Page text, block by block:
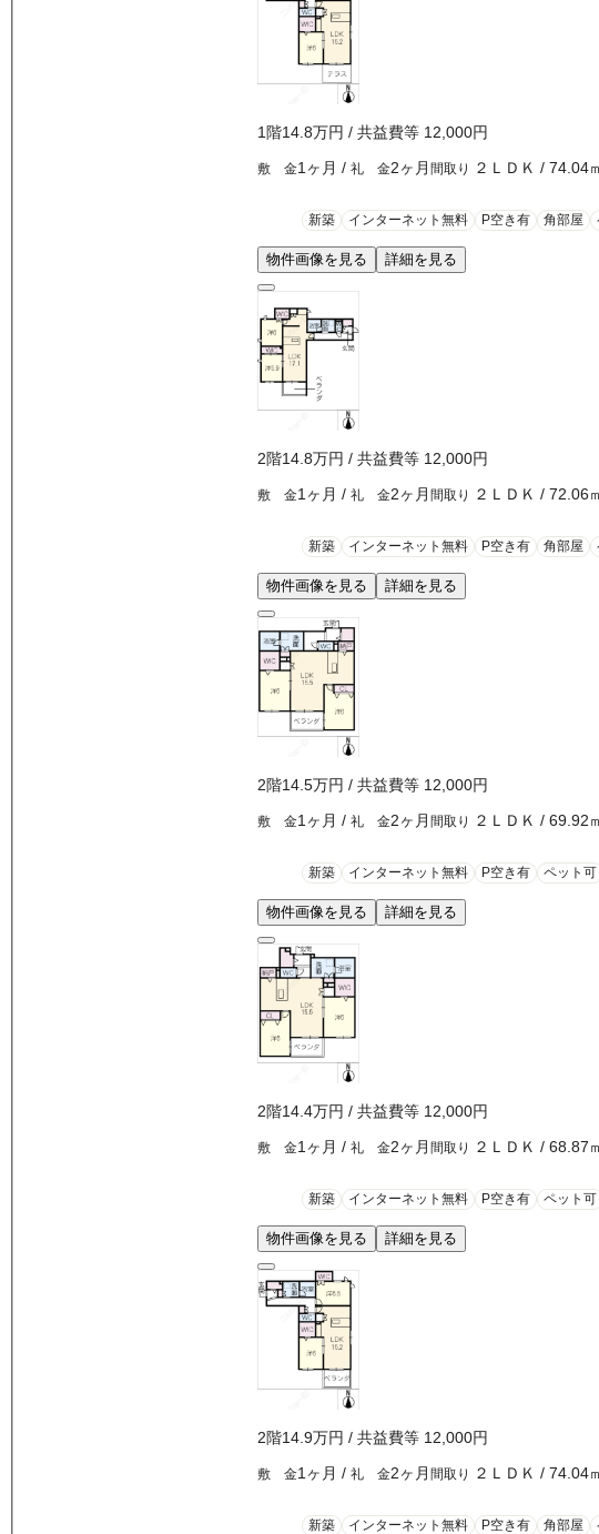
1階14.8万円 / 共益費等 12,000円
敷 金1ヶ月 / 礼 金2ヶ月 間取り ２ＬＤＫ / 74.04
新築 インターネット無料 P空き有 角部屋
物件画像を見る 詳細を見る
2階14.8万円 / 共益費等 12,000円
敷 金1ヶ月 / 礼 金2ヶ月 間取り ２ＬＤＫ / 72.06
新築 インターネット無料 P空き有 角部屋
物件画像を見る 詳細を見る
2階14.5万円 / 共益費等 12,000円
敷 金1ヶ月 / 礼 金2ヶ月 間取り ２ＬＤＫ / 69.92
新築 インターネット無料 P空き有 ペット可
物件画像を見る 詳細を見る
2階14.4万円 / 共益費等 12,000円
敷 金1ヶ月 / 礼 金2ヶ月 間取り ２ＬＤＫ / 68.87
新築 インターネット無料 P空き有 ペット可
物件画像を見る 詳細を見る
2階14.9万円 / 共益費等 12,000円
敷 金1ヶ月 / 礼 金2ヶ月 間取り ２ＬＤＫ / 74.04
新築 インターネット無料 P空き有 角部屋